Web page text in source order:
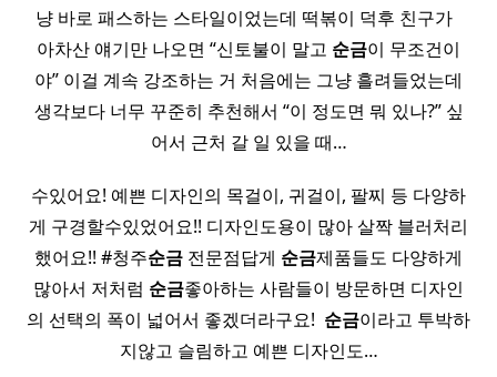
냥 바로 패스하는 스타일이었는데 떡볶이 덕후 친구가 ​ ​
아차산 얘기만 나오면 “신토불이 말고 순금이 무조건이
야” 이걸 계속 강조하는 거 처음에는 그냥 흘려들었는데
생각보다 너무 꾸준히 추천해서 “이 정도면 뭐 있나?” 싶
어서 근처 갈 일 있을 때…
수있어요! 예쁜 디자인의 목걸이, 귀걸이, 팔찌 등 다양하
게 구경할수있었어요!! 디자인도용이 많아 살짝 블러처리
했어요!! #청주순금 전문점답게 순금제품들도 다양하게
많아서 저처럼 순금좋아하는 사람들이 방문하면 디자인
의 선택의 폭이 넓어서 좋겠더라구요! ​ 순금이라고 투박하
지않고 슬림하고 예쁜 디자인도…